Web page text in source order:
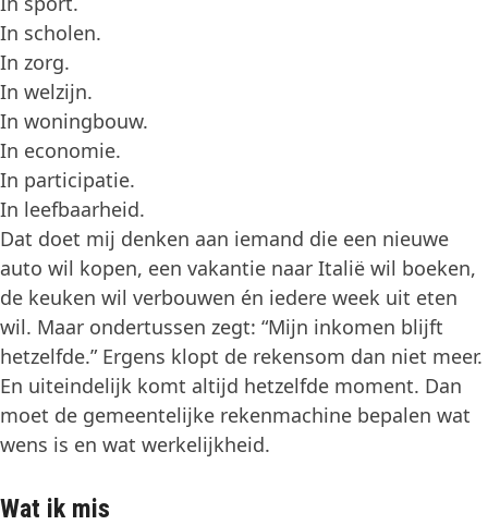
In scholen.
In zorg.
In welzijn.
In woningbouw.
In economie.
In participatie.
In leefbaarheid.
Dat doet mij denken aan iemand die een nieuwe
auto wil kopen, een vakantie naar Italië wil boeken,
de keuken wil verbouwen én iedere week uit eten
wil. Maar ondertussen zegt: “Mijn inkomen blijft
hetzelfde.” Ergens klopt de rekensom dan niet meer.
En uiteindelijk komt altijd hetzelfde moment. Dan
moet de gemeentelijke rekenmachine bepalen wat
wens is en wat werkelijkheid.
Wat ik mis